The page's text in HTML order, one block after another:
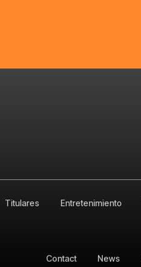
Titulares Entretenimiento
Contact News